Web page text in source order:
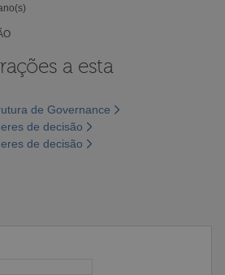
a esta
de Governance
de decisão
de decisão